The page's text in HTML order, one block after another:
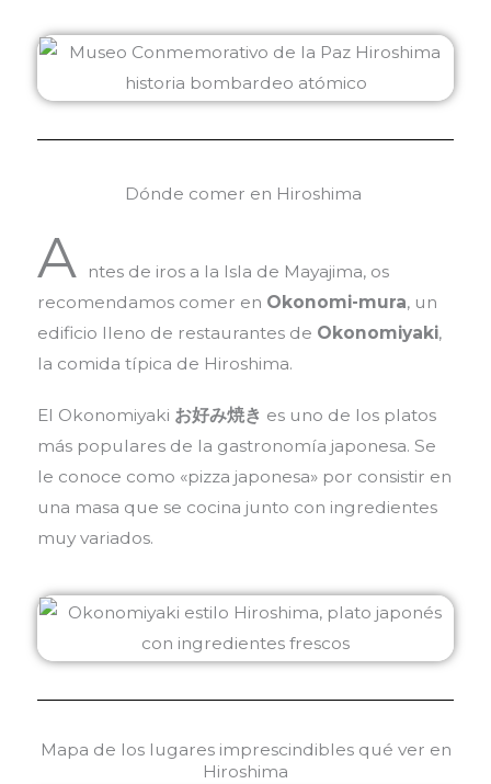
Dónde comer en Hiroshima
A
ntes de iros a la Isla de Mayajima, os
recomendamos comer en Okonomi-mura, un
edificio lleno de restaurantes de Okonomiyaki,
la comida típica de Hiroshima.
El Okonomiyaki お好み焼き es uno de los platos
más populares de la gastronomía japonesa. Se
le conoce como «pizza japonesa» por consistir en
una masa que se cocina junto con ingredientes
muy variados.
Mapa de los lugares imprescindibles qué ver en
Hiroshima